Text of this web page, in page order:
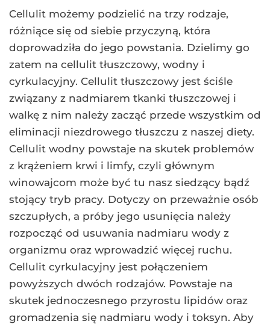
Cellulit możemy podzielić na trzy rodzaje,
różniące się od siebie przyczyną, która
doprowadziła do jego powstania. Dzielimy go
zatem na cellulit tłuszczowy, wodny i
cyrkulacyjny. Cellulit tłuszczowy jest ściśle
związany z nadmiarem tkanki tłuszczowej i
walkę z nim należy zacząć przede wszystkim od
eliminacji niezdrowego tłuszczu z naszej diety.
Cellulit wodny powstaje na skutek problemów
z krążeniem krwi i limfy, czyli głównym
winowajcom może być tu nasz siedzący bądź
stojący tryb pracy. Dotyczy on przeważnie osób
szczupłych, a próby jego usunięcia należy
rozpocząć od usuwania nadmiaru wody z
organizmu oraz wprowadzić więcej ruchu.
Cellulit cyrkulacyjny jest połączeniem
powyższych dwóch rodzajów. Powstaje na
skutek jednoczesnego przyrostu lipidów oraz
gromadzenia się nadmiaru wody i toksyn. Aby